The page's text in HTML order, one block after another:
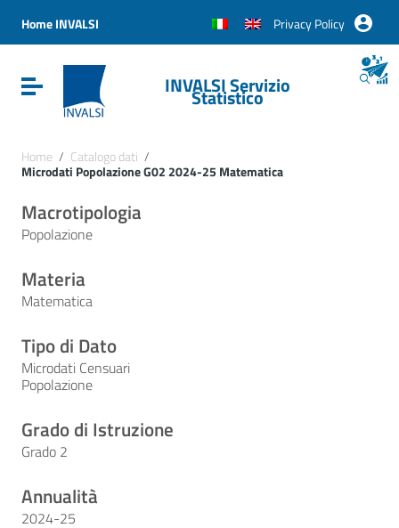
Vai al menu di navigazione
Vai al footer
Home INVALSI Privacy Policy
Attiva / disattiva la navigazioneINVALSI Servizio
Statistico
Home / Catalogo dati /
Microdati Popolazione G02 2024-25 Matematica
Macrotipologia
Popolazione
Materia
Matematica
Tipo di Dato
Microdati Censuari
Popolazione
Grado di Istruzione
Grado 2
Annualità
2024-25